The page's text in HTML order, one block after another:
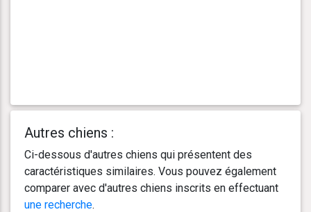
Autres chiens :
Ci-dessous d'autres chiens qui présentent des
caractéristiques similaires. Vous pouvez également
comparer avec d'autres chiens inscrits en effectuant
une recherche.